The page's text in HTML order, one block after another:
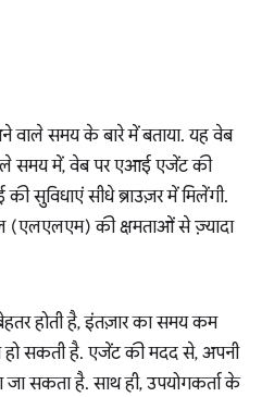
समय के बारे में बताया. यह वेब
समय में, वेब पर एआई एजेंट की
सुविधाएं सीधे ब्राउज़र में मिलेंगी.
(एलएलएम) की क्षमताओं से ज़्यादा
होती है, इंतज़ार का समय कम
हो सकती है. एजेंट की मदद से, अपनी
जा सकता है. साथ ही, उपयोगकर्ता के